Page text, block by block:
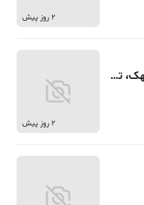
2 روز پیش
40 متر، قلهک، در متراژ متفاوت قلهک، تک واحدی
2 روز پیش